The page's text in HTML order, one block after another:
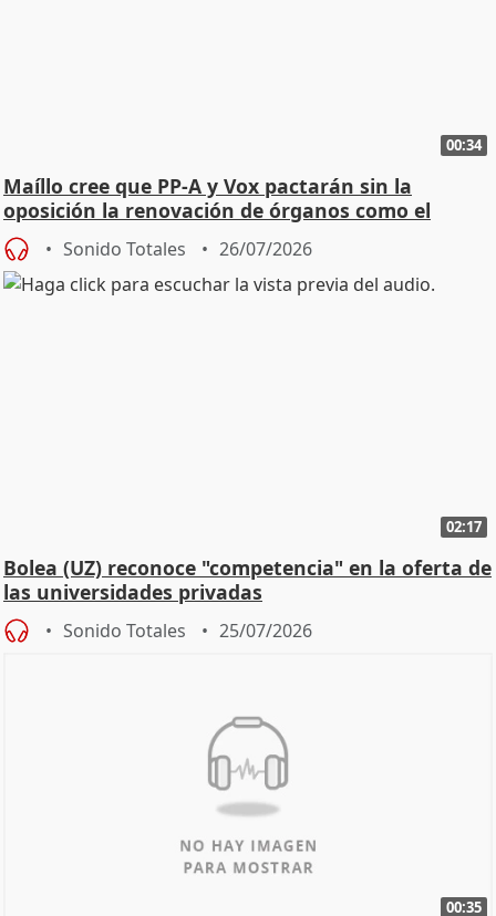
00:34
Maíllo cree que PP-A y Vox pactarán sin la
oposición la renovación de órganos como el
Defensor
Sonido Totales 26/07/2026
02:17
Bolea (UZ) reconoce "competencia" en la oferta de
las universidades privadas
Sonido Totales 25/07/2026
00:35